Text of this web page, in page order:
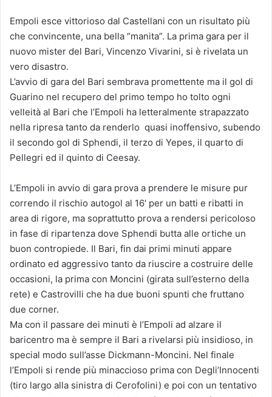
Empoli esce vittorioso dal Castellani con un risultato più
che convincente, una bella “manita”. La prima gara per il
nuovo mister del Bari, Vincenzo Vivarini, si è rivelata un
vero disastro.
L’avvio di gara del Bari sembrava promettente ma il gol di
Guarino nel recupero del primo tempo ho tolto ogni
velleità al Bari che l’Empoli ha letteralmente strapazzato
nella ripresa tanto da renderlo quasi inoffensivo, subendo
il secondo gol di Sphendi, il terzo di Yepes, il quarto di
Pellegri ed il quinto di Ceesay.
L’Empoli in avvio di gara prova a prendere le misure pur
correndo il rischio autogol al 16′ per un batti e ribatti in
area di rigore, ma soprattutto prova a rendersi pericoloso
in fase di ripartenza dove Sphendi butta alle ortiche un
buon contropiede. Il Bari, fin dai primi minuti appare
ordinato ed aggressivo tanto da riuscire a costruire delle
occasioni, la prima con Moncini (girata sull’esterno della
rete) e Castrovilli che ha due buoni spunti che fruttano
due corner.
Ma con il passare dei minuti è l’Empoli ad alzare il
baricentro ma è sempre il Bari a rivelarsi più insidioso, in
special modo sull’asse Dickmann-Moncini. Nel finale
l’Empoli si rende più minaccioso prima con Degli’Innocenti
(tiro largo alla sinistra di Cerofolini) e poi con un tentativo